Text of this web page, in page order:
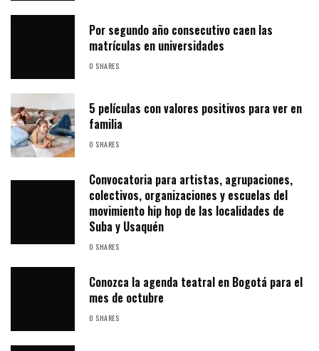
Por segundo año consecutivo caen las
matrículas en universidades
0 SHARES
5 películas con valores positivos para ver en
familia
0 SHARES
Convocatoria para artistas, agrupaciones,
colectivos, organizaciones y escuelas del
movimiento hip hop de las localidades de
Suba y Usaquén
0 SHARES
Conozca la agenda teatral en Bogotá para el
mes de octubre
0 SHARES